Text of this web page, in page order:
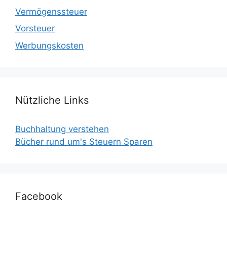
Vermögenssteuer
Vorsteuer
Werbungskosten
Nützliche Links
Buchhaltung verstehen
Bücher rund um's Steuern Sparen
Facebook